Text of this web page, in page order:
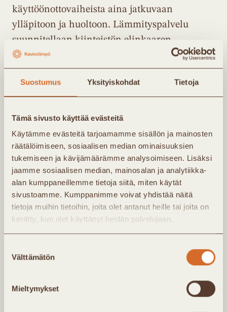
Suostumus Yksityiskohdat Tietoja
Tämä sivusto käyttää evästeitä
Käytämme evästeitä tarjoamamme sisällön ja mainosten
räätälöimiseen, sosiaalisen median ominaisuuksien
tukemiseen ja kävijämäärämme analysoimiseen. Lisäksi
jaamme sosiaalisen median, mainosalan ja analytiikka-
alan kumppaneillemme tietoja siitä, miten käytät
sivustoamme. Kumppanimme voivat yhdistää näitä
tietoja muihin tietoihin, joita olet antanut heille tai joita on
kerätty, kun olet käyttänyt heidän palvelujaan.
valinta
Välttämätön
Mieltymykset
käyttöönottovaiheista aina jatkuvaan
ylläpitoon ja huoltoon. Lämmityspalvelu
suunnitellaan kiinteistön elinkaaren
mittaiseksi.
Asiakaskiinteistössä lämmitys on miellyttävän
tasaista ulkolämpötilasta riippumatta ja
Kaukolämmön toimitusvarmuus on Suomessa
99,98 %.
Tilaa
uutiskirjeemme